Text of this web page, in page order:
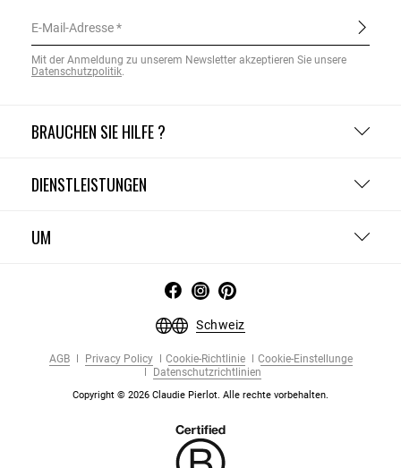
BRAUCHEN SIE HILFE ?
DIENSTLEISTUNGEN
UM
E-Mail-Adresse
Mit der Anmeldung zu unserem Newsletter akzeptieren Sie unsere
Datenschutzpolitik.
Schweiz
AGB Privacy Policy Cookie-Richtlinie
Cookie-Einstellunge
Datenschutzrichtlinien
Copyright © 2026 Claudie Pierlot. Alle rechte vorbehalten.